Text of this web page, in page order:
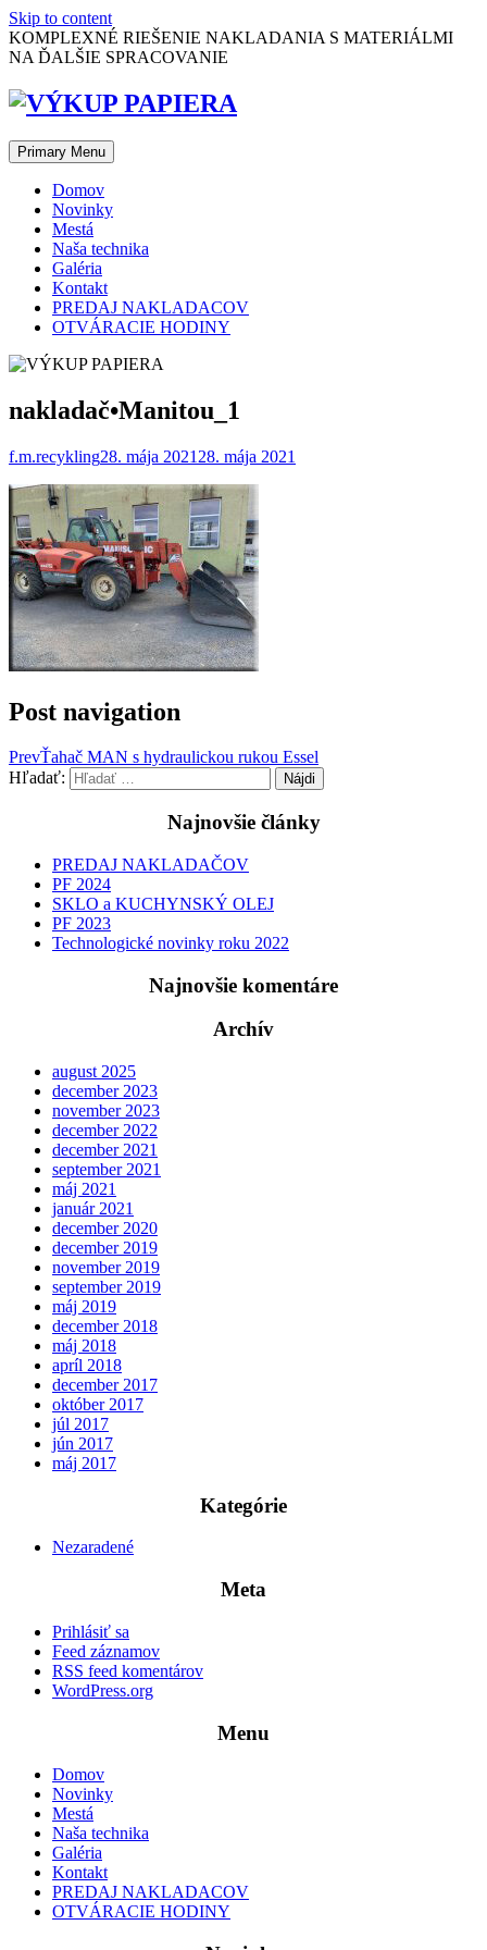
Skip to content
KOMPLEXNÉ RIEŠENIE NAKLADANIA S MATERIÁLMI
NA ĎALŠIE SPRACOVANIE
Primary Menu
Domov
Novinky
Mestá
Naša technika
Galéria
Kontakt
PREDAJ NAKLADACOV
OTVÁRACIE HODINY
nakladač•Manitou_1
f.m.recykling28. mája 2021 28. mája 2021
Post navigation
PrevŤahač MAN s hydraulickou rukou Essel
Hľadať:
Najnovšie články
PREDAJ NAKLADAČOV
PF 2024
SKLO a KUCHYNSKÝ OLEJ
PF 2023
Technologické novinky roku 2022
Najnovšie komentáre
Archív
august 2025
december 2023
november 2023
december 2022
december 2021
september 2021
máj 2021
január 2021
december 2020
december 2019
november 2019
september 2019
máj 2019
december 2018
máj 2018
apríl 2018
december 2017
október 2017
júl 2017
jún 2017
máj 2017
Kategórie
Nezaradené
Meta
Prihlásiť sa
Feed záznamov
RSS feed komentárov
WordPress.org
Menu
Domov
Novinky
Mestá
Naša technika
Galéria
Kontakt
PREDAJ NAKLADACOV
OTVÁRACIE HODINY